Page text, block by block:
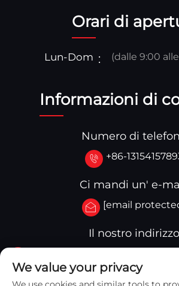
Orari di
Lun-Dom (dalle 9:00
Informazioni di
Numero di
+86-
Ci mandi un' e-
[email
Il nostro indirizzo
Qinghua Street,Yingkou Zone
We value your privacy